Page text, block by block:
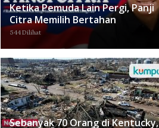
Ketika Pemuda Lain Pergi, Panji
Citra Memilih Bertahan
544 Dilihat
Sebanyak 70 Orang di Kentucky,